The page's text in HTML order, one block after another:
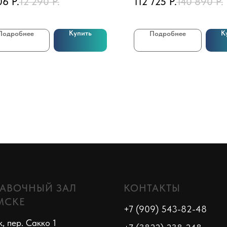
Купить Подробнее
ЗАЛ
пер. Сакко 1
КОНТАКТЫ
+7 (909) 543-82-48